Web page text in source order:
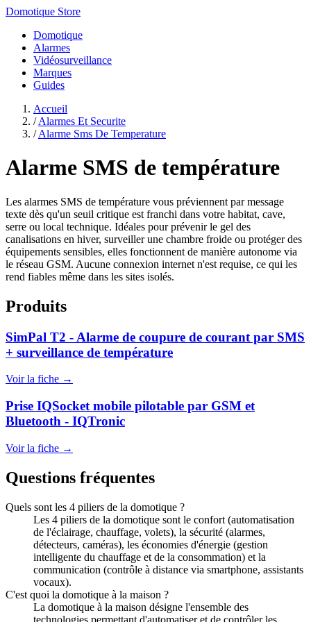
Domotique Store
Domotique
Alarmes
Vidéosurveillance
Marques
Guides
Accueil
/ Alarmes Et Securite
/ Alarme Sms De Temperature
Alarme SMS de température
Les alarmes SMS de température vous préviennent par message
texte dès qu'un seuil critique est franchi dans votre habitat, cave,
serre ou local technique. Idéales pour prévenir le gel des
canalisations en hiver, surveiller une chambre froide ou protéger des
équipements sensibles, elles fonctionnent de manière autonome via
le réseau GSM. Aucune connexion internet n'est requise, ce qui les
rend fiables même dans les sites isolés.
Produits
SimPal T2 - Alarme de coupure de courant par SMS
+ surveillance de température
Voir la fiche →
Prise IQSocket mobile pilotable par GSM et
Bluetooth - IQTronic
Voir la fiche →
Questions fréquentes
Quels sont les 4 piliers de la domotique ?
Les 4 piliers de la domotique sont le confort (automatisation
de l'éclairage, chauffage, volets), la sécurité (alarmes,
détecteurs, caméras), les économies d'énergie (gestion
intelligente du chauffage et de la consommation) et la
communication (contrôle à distance via smartphone, assistants
vocaux).
C'est quoi la domotique à la maison ?
La domotique à la maison désigne l'ensemble des
technologies permettant d'automatiser et de contrôler les